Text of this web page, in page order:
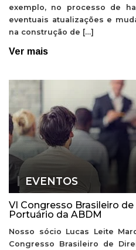
exemplo, no processo de
eventuais atualizações e
na construção de […]
Ver mais
EVENTOS
VI Congresso Brasileiro
Portuário da ABDM
Nosso sócio Lucas Leite
Congresso Brasileiro de